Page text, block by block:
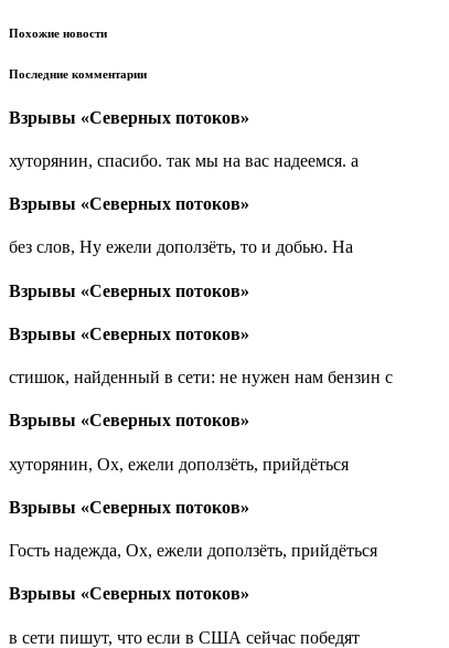
Похожие новости
Последние комментарии
Взрывы «Северных потоков»
хуторянин, спасибо. так мы на вас надеемся. а
Взрывы «Северных потоков»
без слов, Ну ежели доползёть, то и добью. На
Взрывы «Северных потоков»
Взрывы «Северных потоков»
стишок, найденный в сети: не нужен нам бензин с
Взрывы «Северных потоков»
хуторянин, Ох, ежели доползёть, прийдёться
Взрывы «Северных потоков»
Гость надежда, Ох, ежели доползёть, прийдёться
Взрывы «Северных потоков»
в сети пишут, что если в США сейчас победят